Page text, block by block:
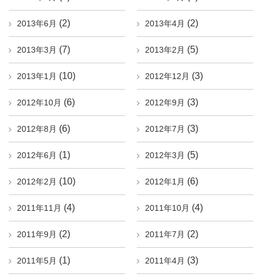
2013年6月 (2) 2013年4月 (2)
2013年3月 (7) 2013年2月 (5)
2013年1月 (10) 2012年12月 (3)
2012年10月 (6) 2012年9月 (3)
2012年8月 (6) 2012年7月 (3)
2012年6月 (1) 2012年3月 (5)
2012年2月 (10) 2012年1月 (6)
2011年11月 (4) 2011年10月 (4)
2011年9月 (2) 2011年7月 (2)
2011年5月 (1) 2011年4月 (3)